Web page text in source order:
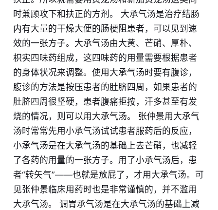
时兼顾攻下和扶正的方剂。 大承气汤是治疗结肠
内有大量的干燥大便的肠梗阻患者，可以见到速
效的一张方子。大承气汤由大黄、芒硝、厚朴、
枳实四味药组成，这四味药的用量需要根据患者
的身体状况来调整。使用大承气汤时要有腹诊，
腹诊的方法是按压患者的肚脐四周，如果患者的
肚脐四周很坚硬，患者腹痛拒按，汗多甚至有发
烧的情况，则可以用大承气汤。 张仲景用大承气
汤时常常先用小承气汤试试患者服药后的反应，
小承气汤是在大承气汤的基础上去芒硝，也减轻
了各药的用量的一张方子。用了小承气汤后，患
者“转矢气”——也就是放屁了，才用大承气汤。可
见张仲景临床用药时也是非常谨慎的，并不滥用
大承气汤。 调胃承气汤是在大承气汤的基础上减